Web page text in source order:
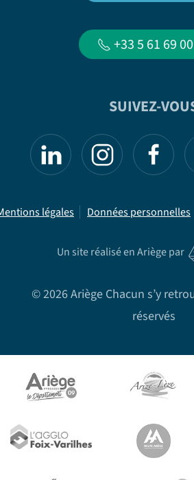
+33 5 61 69
SUIVEZ-
légales Données personnelles
Un site réalisé en Ariège par
©2026Ariège Chacun s’y
réservés